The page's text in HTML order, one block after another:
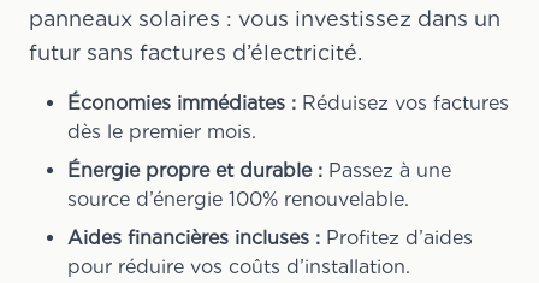
panneaux solaires : vous investissez dans un
futur sans factures d’électricité.
Économies immédiates : Réduisez vos factures
dès le premier mois.
Énergie propre et durable : Passez à une
source d’énergie 100% renouvelable.
Aides financières incluses : Profitez d’aides
pour réduire vos coûts d’installation.